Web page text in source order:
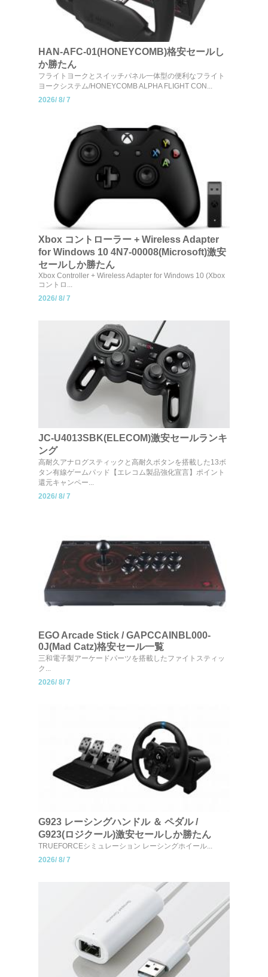
HAN-AFC-01(HONEYCOMB)格安セールし
か勝たん
フライトヨークとスイッチパネル一体型の便利なフライト
ヨークシステム/HONEYCOMB ALPHA FLIGHT CON...
2026/ 8/ 7
Xbox コントローラー + Wireless Adapter
for Windows 10 4N7-00008(Microsoft)激安
セールしか勝たん
Xbox Controller + Wireless Adapter for Windows 10 (Xbox
コントロ...
2026/ 8/ 7
JC-U4013SBK(ELECOM)激安セールランキ
ング
高耐久アナログスティックと高耐久ボタンを搭載した13ボ
タン有線ゲームパッド【エレコム製品強化宣言】ポイント
還元キャンペー...
2026/ 8/ 7
EGO Arcade Stick / GAPCCAINBL000-
0J(Mad Catz)格安セール一覧
三和電子製アーケードパーツを搭載したファイトスティッ
ク...
2026/ 8/ 7
G923 レーシングハンドル ＆ ペダル /
G923(ロジクール)激安セールしか勝たん
TRUEFORCEシミュレーション レーシングホイール...
2026/ 8/ 7